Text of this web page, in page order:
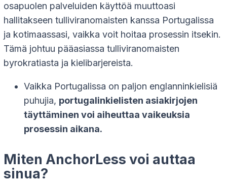
osapuolen palveluiden käyttöä muuttoasi
hallitakseen tulliviranomaisten kanssa Portugalissa
ja kotimaassasi, vaikka voit hoitaa prosessin itsekin.
Tämä johtuu pääasiassa tulliviranomaisten
byrokratiasta ja kielibarjereista.
Vaikka Portugalissa on paljon englanninkielisiä
puhujia, portugalinkielisten asiakirjojen
täyttäminen voi aiheuttaa vaikeuksia
prosessin aikana.
Miten AnchorLess voi auttaa
sinua?